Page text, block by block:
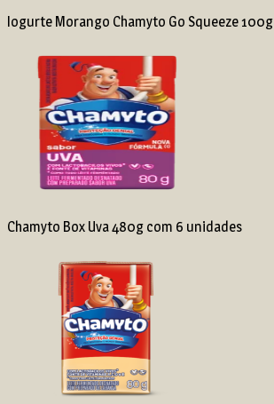
Iogurte Morango Chamyto Go Squeeze 100g
Chamyto Box Uva 480g com 6 unidades